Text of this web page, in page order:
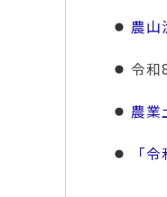
農山
令和
農業
「